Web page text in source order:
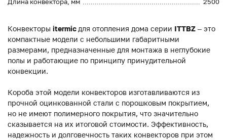
Длина конвектора, мм
2500
Конвекторы itermic для отопления дома серии ITTBZ – это
компактные модели с небольшими габаритными
размерами, предназначенные для монтажа в неглубокие
полы и работающие по принципу принудительной
конвекции.
Короба этой модели конвекторов изготавливаются из
прочной оцинкованной стали с порошковым покрытием,
но не имеют полимерного покрытия, что значительно
сказывается на их итоговой стоимости. Эффективность,
надежность и долговечность таких конвекторов при этом